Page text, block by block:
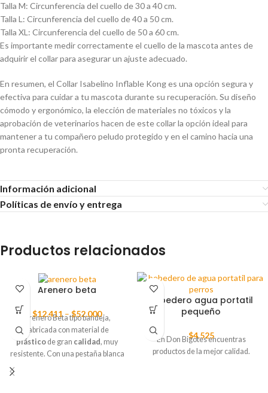
Talla M: Circunferencia del cuello de 30 a 40 cm.
Talla L: Circunferencia del cuello de 40 a 50 cm.
Talla XL: Circunferencia del cuello de 50 a 60 cm.
Es importante medir correctamente el cuello de la mascota antes de
adquirir el collar para asegurar un ajuste adecuado.
En resumen, el Collar Isabelino Inflable Kong es una opción segura y
efectiva para cuidar a tu mascota durante su recuperación. Su diseño
cómodo y ergonómico, la elección de materiales no tóxicos y la
aprobación de veterinarios hacen de este collar la opción ideal para
mantener a tu compañero peludo protegido y en el camino hacia una
pronta recuperación.
Información adicional
Políticas de envío y entrega
Productos relacionados
Arenero beta
$12.411– $52.000
Arenero Beta tipo bandeja,
fabricada con material de
plástico de gran calidad, muy
resistente. Con una pestaña blanca
que no permite salir arena cuando
nuestros gatos intentan tapar sus
Bebedero agua portatil
pequeño
$4.525
En Don Bigotes encuentras
productos de la mejor calidad.